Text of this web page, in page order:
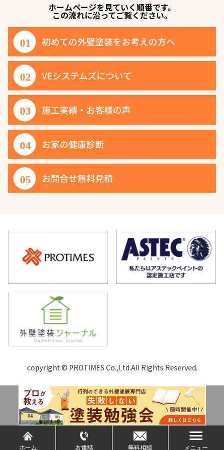
ホーム お電話 無料相談 メニュー
ホームページを見ていく順番です。
この流れに沿ってご覧ください。
copyright © PROTIMES Co.,Ltd.All Rights Reserved.